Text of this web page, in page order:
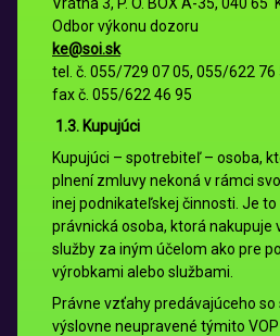
Odbor výkonu dozoru
ke@soi.sk
tel. č. 055/729 07 05, 055/622 76
fax č. 055/622 46 95
1.3. Kupujúci
Kupujúci – spotrebiteľ – osoba,
plnení zmluvy nekoná v rámci
inej podnikateľskej činnosti. Je
právnická osoba, ktorá nakupuje
služby za iným účelom ako pre
výrobkami alebo službami.
Právne vzťahy predávajúceho
výslovne neupravené týmito